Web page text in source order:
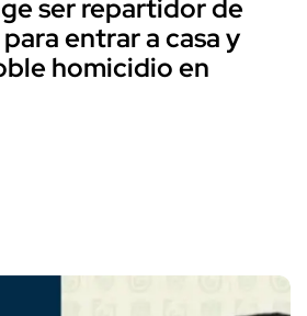
ser repartidor de
entrar a casa y
homicidio en